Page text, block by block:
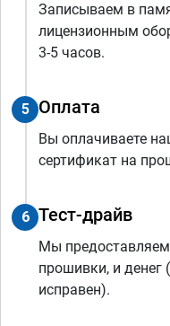
Записываем в
лицензионным
3-5 часов.
5 Оплата
Вы оплачиваете
сертификат на
6 Тест-драйв
Мы
прошивки, и денег
исправен).